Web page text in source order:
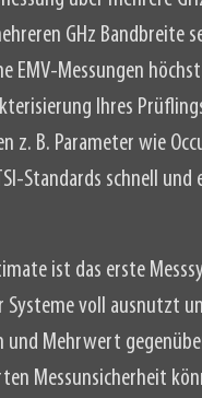
GHz Bandbreite
EMV-Messungen
Ihres
z. B. Parameter wie
Standards schnell
ist das erste
voll ausnutzt
und Mehrwert
Messunsicherheit